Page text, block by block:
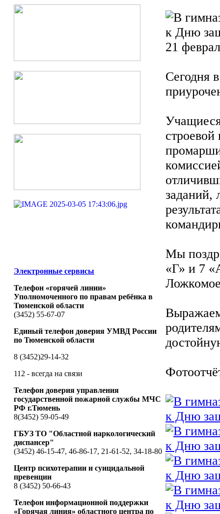
Электронные сервисы
Телефон «горячей линии»
Уполномоченного по правам ребёнка в
Тюменской области
(3452) 55-67-07
Единый телефон доверия УМВД России
по Тюменской области
8 (3452)29-14-32
112 - всегда на связи
Телефон доверия управления
государственной пожарной службы МЧС
РФ г.Тюмень
8(3452) 59-05-49
ГБУЗ ТО "Областной наркологический
диспансер"
(3452) 46-15-47, 46-86-17, 21-61-52, 34-18-80
Центр психотерапии и суицидальной
превенции
8 (3452) 50-66-43
Телефон информационной поддержки
«Горячая линия» областного центра по
21
Сегодня
заданий,
Мы
«Г» и 7